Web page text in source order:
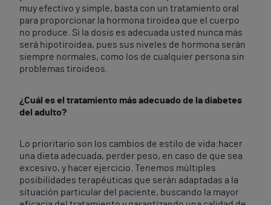
muy efectivo y simple, basta con un tratamiento oral
para proporcionar la hormona tiroidea que el cuerpo
no produce. Si la dosis es adecuada usted nunca más
será hipotiroidea, pues sus niveles de hormona serán
siempre normales, como los de cualquier persona sin
problemas tiroideos.
¿Cuál es el tratamiento más adecuado de la diabetes
del adulto?
Lo prioritario son los cambios de estilo de vida:hacer
una dieta adecuada, perder peso, en caso de que sea
excesivo, y hacer ejercicio. Tenemos múltiples
posibilidades terapéuticas que serán adaptadas a la
situación particular del paciente, buscando la mayor